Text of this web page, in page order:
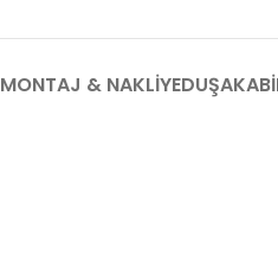
MONTAJ & NAKLIYE